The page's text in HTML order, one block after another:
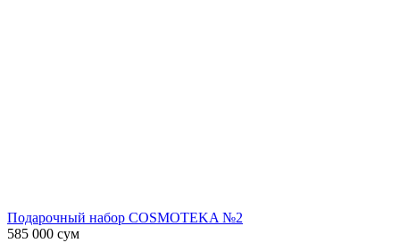
Подарочный набор COSMOTEKA №2
585 000 сум